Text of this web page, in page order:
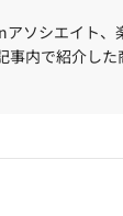
ソシエイト
事内で紹介し